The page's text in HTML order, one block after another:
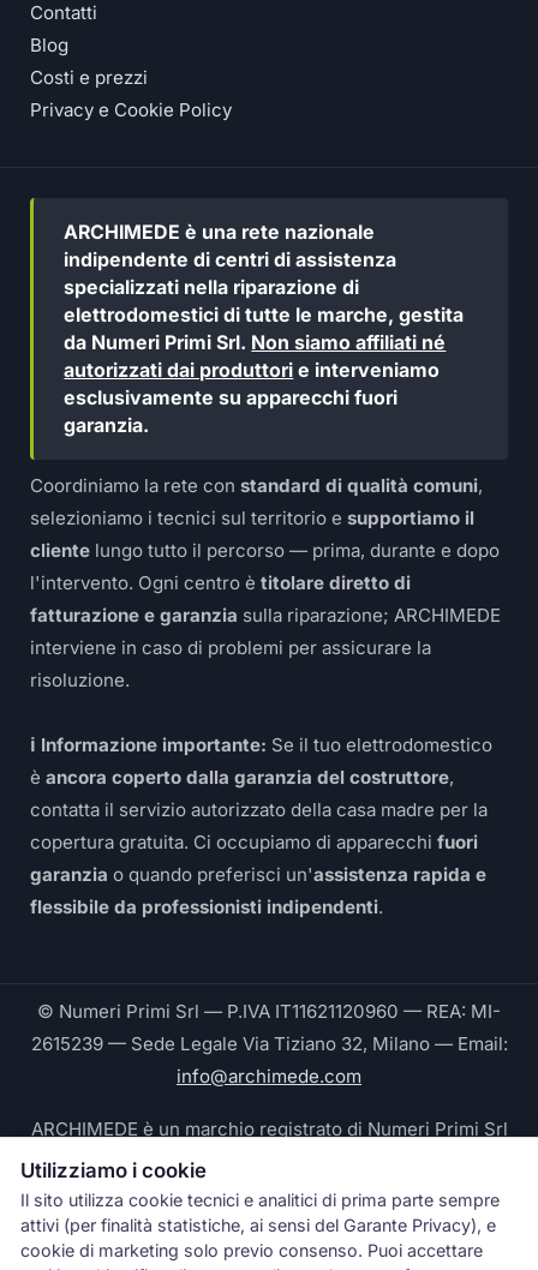
Contatti
Blog
Costi e prezzi
Privacy e Cookie Policy
ARCHIMEDE è una rete nazionale
indipendente di centri di assistenza
specializzati nella riparazione di
elettrodomestici di tutte le marche, gestita
da Numeri Primi Srl. Non siamo affiliati né
autorizzati dai produttori e interveniamo
esclusivamente su apparecchi fuori
garanzia.
Coordiniamo la rete constandard di qualità comuni,
selezioniamo i tecnici sul territorio esupportiamo il
cliente lungo tutto il percorso — prima, durante e dopo
l'intervento. Ogni centro ètitolare diretto di
fatturazione e garanzia sulla riparazione; ARCHIMEDE
interviene in caso di problemi per assicurare la
risoluzione.
ℹ️ Informazione importante: Se il tuo elettrodomestico
èancora coperto dalla garanzia del costruttore,
contatta il servizio autorizzato della casa madre per la
copertura gratuita. Ci occupiamo di apparecchifuori
garanzia o quando preferisci un'assistenza rapida e
flessibile da professionisti indipendenti.
© Numeri Primi Srl — P.IVA IT11621120960 — REA: MI-
2615239 — Sede Legale Via Tiziano 32, Milano — Email:
info@archimede.com
ARCHIMEDE è un marchio registrato di Numeri Primi Srl
Le fotografie pubblicate su questo sito ritraggono
tecnici Archimede® durante interventi reali e sono di
proprietà esclusiva di Numeri Primi Srl © 2026. Ogni
Utilizziamo i cookie
Il sito utilizza cookie tecnici e analitici di prima parte sempre
attivi (per finalità statistiche, ai sensi del Garante Privacy), e
cookie di marketing solo previo consenso. Puoi accettare